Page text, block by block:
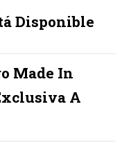
Disponible
Made In
A